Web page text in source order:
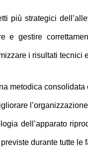
più strategici
e gestire
i risultati tecnici
metodica
dell’apparato
durante tutte le